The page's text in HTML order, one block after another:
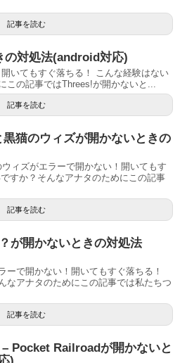
記事を読む
の対処法(android対応)
いてもすぐ落ちる！ こんな経験はない
この記事ではThrees!が開かないと...
記事を読む
猫のウィズが開かないときの
ィズがエラーで開かない！開いてもす
すか？そんなアナタのためにこの記事
記事を読む
が開かないときの対処法
ーで開かない！開いてもすぐ落ちる！
なアナタのためにこの記事では私たちつ
記事を読む
Pocket Railroadが開かないと